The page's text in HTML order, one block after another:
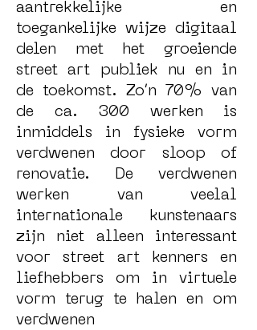
aantrekkelijke en
toegankelijke wijze digitaal
delen met het groeiende
street art publiek nu en in
de toekomst. Zo’n 70% van
de ca. 300 werken is
inmiddels in fysieke vorm
verdwenen door sloop of
renovatie. De verdwenen
werken van veelal
internationale kunstenaars
zijn niet alleen interessant
voor street art kenners en
liefhebbers om in virtuele
vorm terug te halen en om
verdwenen